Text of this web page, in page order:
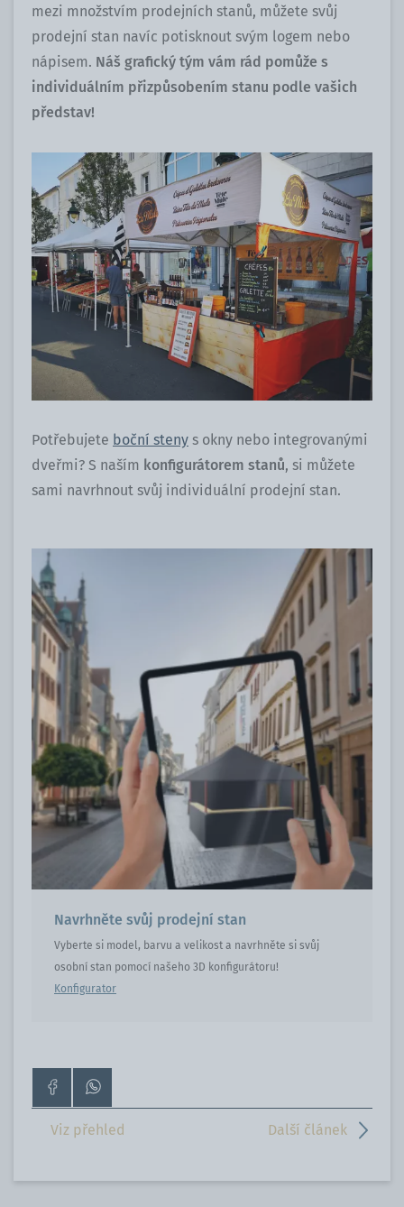
mezi množstvím prodejních stanů, můžete svůj
prodejní stan navíc potisknout svým logem nebo
nápisem. Náš grafický tým vám rád pomůže s
individuálním přizpůsobením stanu podle vašich
představ!
Potřebujete boční steny s okny nebo integrovanými
dveřmi? S naším konfigurátorem stanů, si můžete
sami navrhnout svůj individuální prodejní stan.
Navrhněte svůj prodejní stan
Vyberte si model, barvu a velikost a navrhněte si svůj
osobní stan pomocí našeho 3D konfigurátoru!
Konfigurator
Přejít
stránku
Kontaktujte
nás
přes
WhatsApp
Viz přehled Další článek